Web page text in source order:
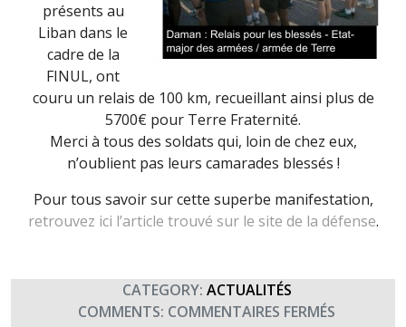
présents au
Liban dans le
cadre de la
FINUL, ont
couru un relais de 100 km, recueillant ainsi plus de
5700€ pour Terre Fraternité.
Merci à tous des soldats qui, loin de chez eux,
n’oublient pas leurs camarades blessés !
Pour tous savoir sur cette superbe manifestation,
retrouvez ici l’article trouvé sur le site de la défense.
CATEGORY: ACTUALITÉS
COMMENTS: COMMENTAIRES FERMÉS